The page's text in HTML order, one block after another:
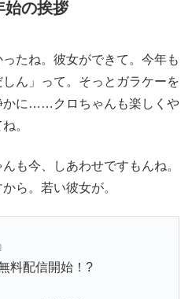
始の挨拶
ったね。彼女ができて。今年も
ん」って。そっとガラケーを
かに……クロちゃんも楽しくや
。
も今、しあわせですもんね。
ら。若い彼女が。
料配信開始！?